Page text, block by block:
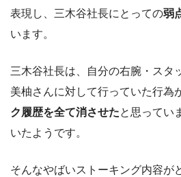
表現し、三木谷社長にとっての弱
います。
三木谷社長は、自分の右腕・スタ
美柚さんに対して行っていた行為
ク履歴を全て消させたと思ってい
いたようです。
そんなやばいストーキング内容が